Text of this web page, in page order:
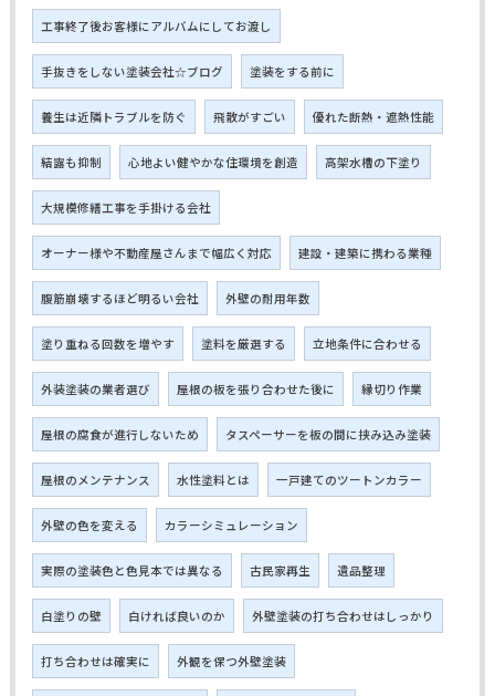
工事終了後お客様にアルバムにしてお渡し
手抜きをしない塗装会社☆ブログ 塗装をする前に
養生は近隣トラブルを防ぐ 飛散がすごい 優れた断熱・遮熱性能
結露も抑制 心地よい健やかな住環境を創造 高架水槽の下塗り
大規模修繕工事を手掛ける会社
オーナー様や不動産屋さんまで幅広く対応 建設・建築に携わる業種
腹筋崩壊するほど明るい会社 外壁の耐用年数
塗り重ねる回数を増やす 塗料を厳選する 立地条件に合わせる
外装塗装の業者選び 屋根の板を張り合わせた後に 縁切り作業
屋根の腐食が進行しないため タスペーサーを板の間に挟み込み塗装
屋根のメンテナンス 水性塗料とは 一戸建てのツートンカラー
外壁の色を変える カラーシミュレーション
実際の塗装色と色見本では異なる 古民家再生 遺品整理
白塗りの壁 白ければ良いのか 外壁塗装の打ち合わせはしっかり
打ち合わせは確実に 外観を保つ外壁塗装